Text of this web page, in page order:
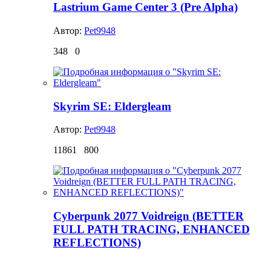
Lastrium Game Center 3 (Pre Alpha)
Автор: Pet9948
348
0
Skyrim SE: Eldergleam
Автор: Pet9948
11861
800
Cyberpunk 2077 Voidreign (BETTER
FULL PATH TRACING, ENHANCED
REFLECTIONS)